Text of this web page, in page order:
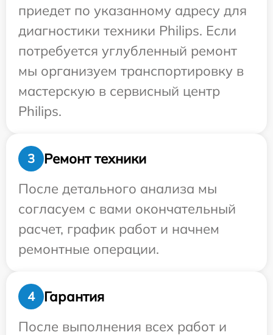
приедет по указанному адресу для
диагностики техники Philips. Если
потребуется углубленный ремонт
мы организуем транспортировку в
мастерскую в сервисный центр
Philips.
3
Ремонт техники
После детального анализа мы
согласуем с вами окончательный
расчет, график работ и начнем
ремонтные операции.
4
Гарантия
После выполнения всех работ и